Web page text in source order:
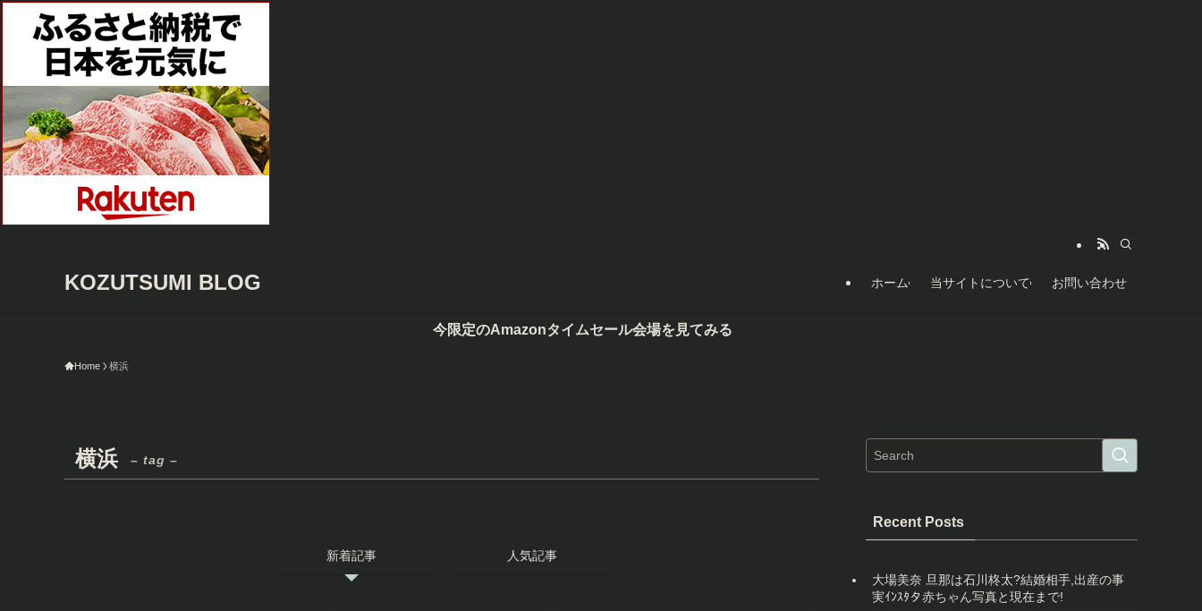
KOZUTSUMI BLOG ホーム 当サイトについて お問い合わせ
今限定のAmazonタイムセール会場を見てみる
Home 横浜
横浜 – tag –
新着記事 人気記事
Recent Posts
大場美奈 旦那は石川柊太?結婚相手,出産の事
実ｲﾝｽﾀタ赤ちゃん写真と現在まで!